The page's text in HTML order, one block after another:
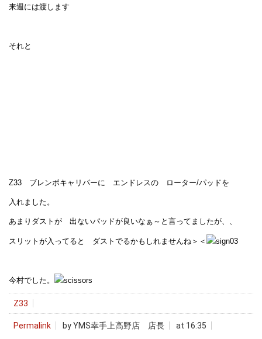
来週には渡します
それと
Z33 ブレンボキャリパーに エンドレスの ローター/パッドを
入れました。
あまりダストが 出ないパッドが良いなぁ～と言ってましたが、、
スリットが入ってると ダストでるかもしれませんね＞＜
今村でした。
Z33
Permalink by YMS幸手上高野店 店長 at 16:35